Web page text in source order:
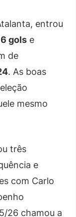
entrou
gols e
de
. As boas
mesmo
três
e
com Carlo
26 chamou a